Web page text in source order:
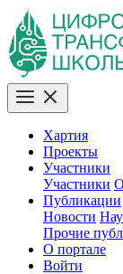
Хартия
Проекты
Участники
Участники
Публикации
Новости
Прочие
О портале
Войти